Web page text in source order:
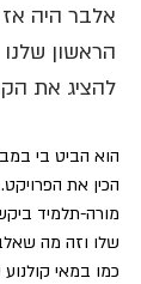
אלבר היה
הראשון
להציג את
הוא הביט בי
הכין את
מורה-תלמיד
שלו וזה מה
כמו במאי